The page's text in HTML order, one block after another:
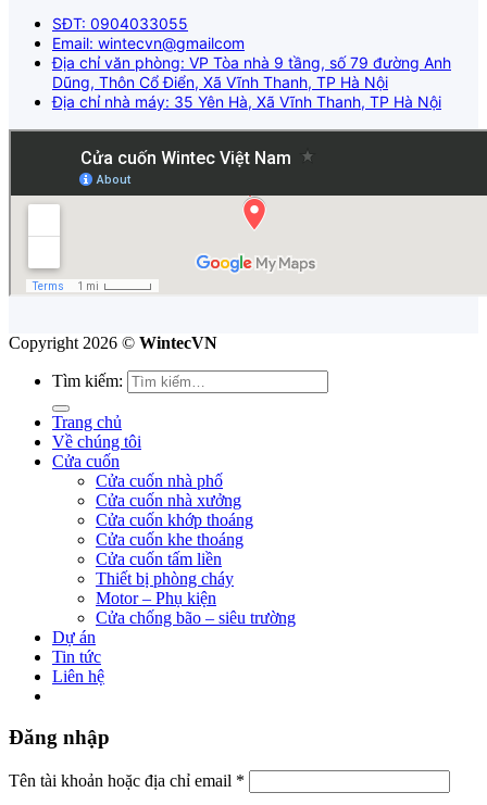
SĐT: 0904033055
Email: wintecvn@gmailcom
Địa chỉ văn phòng: VP Tòa nhà 9 tầng, số 79 đường Anh
Dũng, Thôn Cổ Điển, Xã Vĩnh Thanh, TP Hà Nội
Địa chỉ nhà máy: 35 Yên Hà, Xã Vĩnh Thanh, TP Hà Nội
Copyright 2026 © WintecVN
Tìm kiếm:
Trang chủ
Về chúng tôi
Cửa cuốn
Cửa cuốn nhà phố
Cửa cuốn nhà xưởng
Cửa cuốn khớp thoáng
Cửa cuốn khe thoáng
Cửa cuốn tấm liền
Thiết bị phòng cháy
Motor – Phụ kiện
Cửa chống bão – siêu trường
Dự án
Tin tức
Liên hệ
Đăng nhập
Tên tài khoản hoặc địa chỉ email *